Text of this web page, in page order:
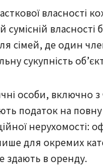
власності
сумісній
сімей, де один
сукупність
особи, включно з
податок на
нерухомості:
для окремих
здають в оренду.